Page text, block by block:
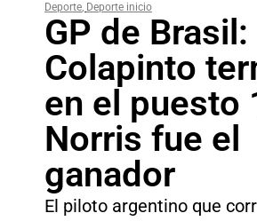
Deporte, Deporte inicio
GP de Brasil:
Colapinto
en el puesto
Norris fue el
ganador
El piloto argentino que